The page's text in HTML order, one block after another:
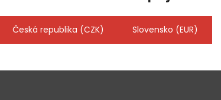
vitríny, které povýší vaši prodejnu na
nový level
Jak chránit věci z nerezové oceli
Česká republika (CZK) Slovensko (EUR)